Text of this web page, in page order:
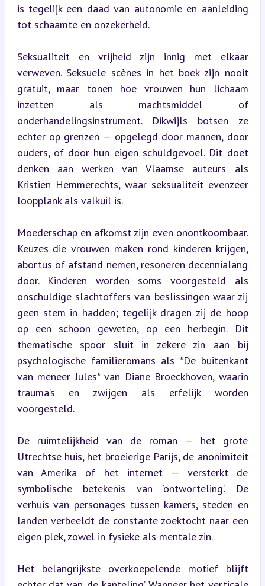
is tegelijk een daad van autonomie en aanleiding
tot schaamte en onzekerheid.
Seksualiteit en vrijheid zijn innig met elkaar
verweven. Seksuele scènes in het boek zijn nooit
gratuit, maar tonen hoe vrouwen hun lichaam
inzetten als machtsmiddel of
onderhandelingsinstrument. Dikwijls botsen ze
echter op grenzen — opgelegd door mannen, door
ouders, of door hun eigen schuldgevoel. Dit doet
denken aan werken van Vlaamse auteurs als
Kristien Hemmerechts, waar seksualiteit evenzeer
loopplank als valkuil is.
Moederschap en afkomst zijn even onontkoombaar.
Keuzes die vrouwen maken rond kinderen krijgen,
abortus of afstand nemen, resoneren decennialang
door. Kinderen worden soms voorgesteld als
onschuldige slachtoffers van beslissingen waar zij
geen stem in hadden; tegelijk dragen zij de hoop
op een schoon geweten, op een herbegin. Dit
thematische spoor sluit in zekere zin aan bij
psychologische familieromans als *De buitenkant
van meneer Jules* van Diane Broeckhoven, waarin
trauma’s en zwijgen als erfelijk worden
voorgesteld.
De ruimtelijkheid van de roman — het grote
Utrechtse huis, het broeierige Parijs, de anonimiteit
van Amerika of het internet — versterkt de
symbolische betekenis van ‘ontworteling’. De
verhuis van personages tussen kamers, steden en
landen verbeeldt de constante zoektocht naar een
eigen plek, zowel in fysieke als mentale zin.
Het belangrijkste overkoepelende motief blijft